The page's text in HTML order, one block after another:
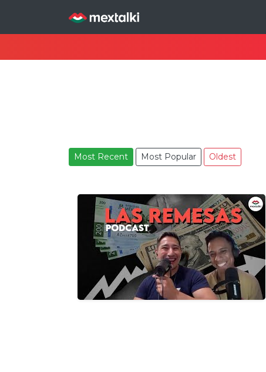
Most Recent Most Popular Oldest